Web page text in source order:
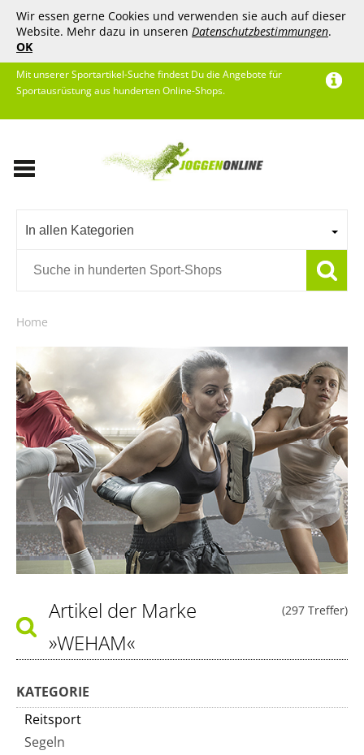
Wir essen gerne Cookies und verwenden sie auch auf dieser
Website. Mehr dazu in unseren Datenschutzbestimmungen.
OK
Mit unserer Sportartikel-Suche findest Du die Angebote für
Sportausrüstung aus hunderten Online-Shops.
In allen Kategorien
Home
(297 Treffer)
Artikel der Marke
»WEHAM«
KATEGORIE
Reitsport
Segeln